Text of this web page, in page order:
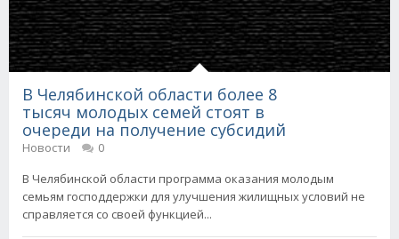
В Челябинской области более 8
тысяч молодых семей стоят в
очереди на получение субсидий
Новости
0
В Челябинской области программа оказания молодым
семьям господдержки для улучшения жилищных условий не
справляется со своей функцией...